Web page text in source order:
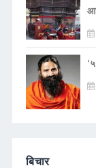
बिचार